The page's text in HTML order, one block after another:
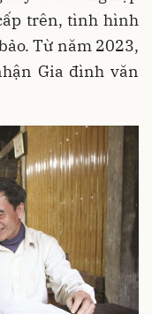
trên, tình hình
Từ năm 2023,
Gia đình văn